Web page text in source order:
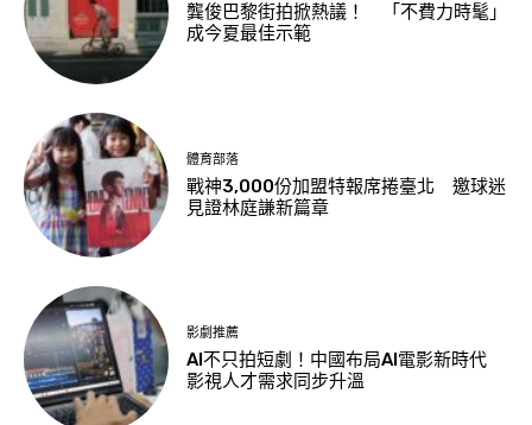
龔俊巴黎街拍掀熱議！ 「不費力時髦」
成今夏最佳示範
體育部落
戰神3,000份加盟特報席捲臺北 邀球迷
見證林庭謙新篇章
影劇推薦
AI不只拍短劇！中國布局AI電影新時代
影視人才需求同步升溫